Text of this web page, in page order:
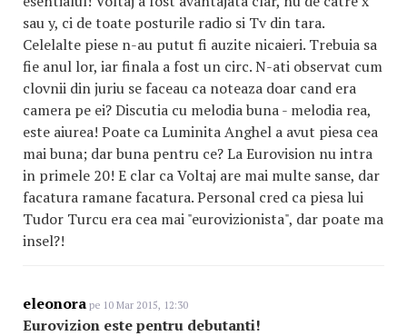
sau y, ci de toate posturile radio si Tv din tara.
Celelalte piese n-au putut fi auzite nicaieri. Trebuia sa
fie anul lor, iar finala a fost un circ. N-ati observat cum
clovnii din juriu se faceau ca noteaza doar cand era
camera pe ei? Discutia cu melodia buna - melodia rea,
este aiurea! Poate ca Luminita Anghel a avut piesa cea
mai buna; dar buna pentru ce? La Eurovision nu intra
in primele 20! E clar ca Voltaj are mai multe sanse, dar
facatura ramane facatura. Personal cred ca piesa lui
Tudor Turcu era cea mai "eurovizionista", dar poate ma
insel?!
eleonora pe 10 Mar 2015, 12:30
Eurovizion este pentru debutanti!